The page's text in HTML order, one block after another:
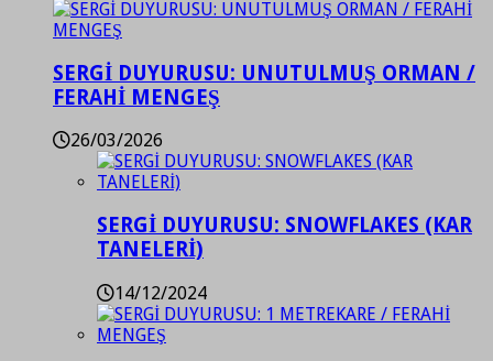
SERGİ DUYURUSU: UNUTULMUŞ ORMAN /
FERAHİ MENGEŞ
26/03/2026
SERGİ DUYURUSU: SNOWFLAKES (KAR
TANELERİ)
14/12/2024